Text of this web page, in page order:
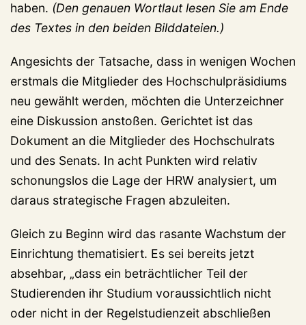
haben. (Den genauen Wortlaut lesen Sie am Ende
des Textes in den beiden Bilddateien.)
Angesichts der Tatsache, dass in wenigen Wochen
erstmals die Mitglieder des Hochschulpräsidiums
neu gewählt werden, möchten die Unterzeichner
eine Diskussion anstoßen. Gerichtet ist das
Dokument an die Mitglieder des Hochschulrats
und des Senats. In acht Punkten wird relativ
schonungslos die Lage der HRW analysiert, um
daraus strategische Fragen abzuleiten.
Gleich zu Beginn wird das rasante Wachstum der
Einrichtung thematisiert. Es sei bereits jetzt
absehbar, „dass ein beträchtlicher Teil der
Studierenden ihr Studium voraussichtlich nicht
oder nicht in der Regelstudienzeit abschließen